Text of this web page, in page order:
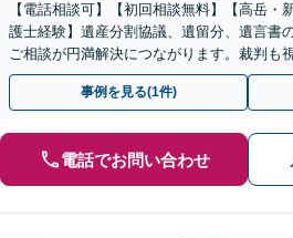
【電話相談可】【初回相談無料】【高岳・
護士経験】遺産分割協議、遺留分、遺言書
ご相談が円満解決につながります。裁判も
士の関係性を壊さない解決方法を模索しま
事例を見る(1件)
電話でお問い合わせ